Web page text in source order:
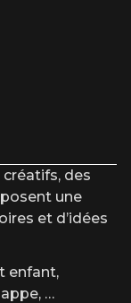
des
une
et d’idées
enfant,
…